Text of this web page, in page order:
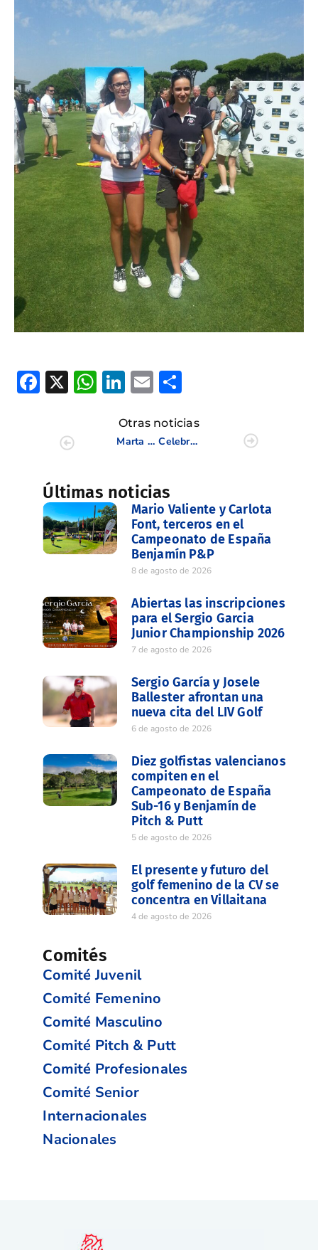
Facebook
X WhatsApp
LinkedIn
Email
Otras noticias
Marta Perez y Natalia Escuriola mejores valencianas en la 1ª jornada del Campeonato de España
Celebrada la «Asamblea Anual 2015 de la FGCV» en las instalaciones de la Escuela de Golf Elche.
Últimas noticias
Mario Valiente y Carlota
Font, terceros en el
Campeonato de España
Benjamín P&P
8 de agosto de 2026
Abiertas las inscripciones
para el Sergio Garcia
Junior Championship 2026
7 de agosto de 2026
Sergio García y Josele
Ballester afrontan una
nueva cita del LIV Golf
6 de agosto de 2026
Diez golfistas valencianos
compiten en el
Campeonato de España
Sub-16 y Benjamín de
Pitch & Putt
5 de agosto de 2026
El presente y futuro del
golf femenino de la CV se
concentra en Villaitana
4 de agosto de 2026
Comités
Comité Juvenil
Comité Femenino
Comité Masculino
Comité Pitch & Putt
Comité Profesionales
Comité Senior
Internacionales
Nacionales